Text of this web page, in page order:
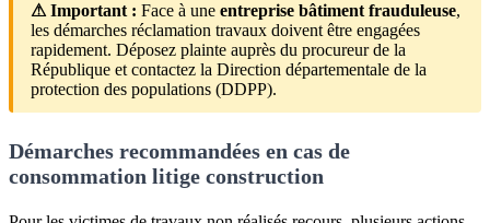
⚠ Important : Face à une entreprise bâtiment frauduleuse,
les démarches réclamation travaux doivent être engagées
rapidement. Déposez plainte auprès du procureur de la
République et contactez la Direction départementale de la
protection des populations (DDPP).
Démarches recommandées en cas de
consommation litige construction